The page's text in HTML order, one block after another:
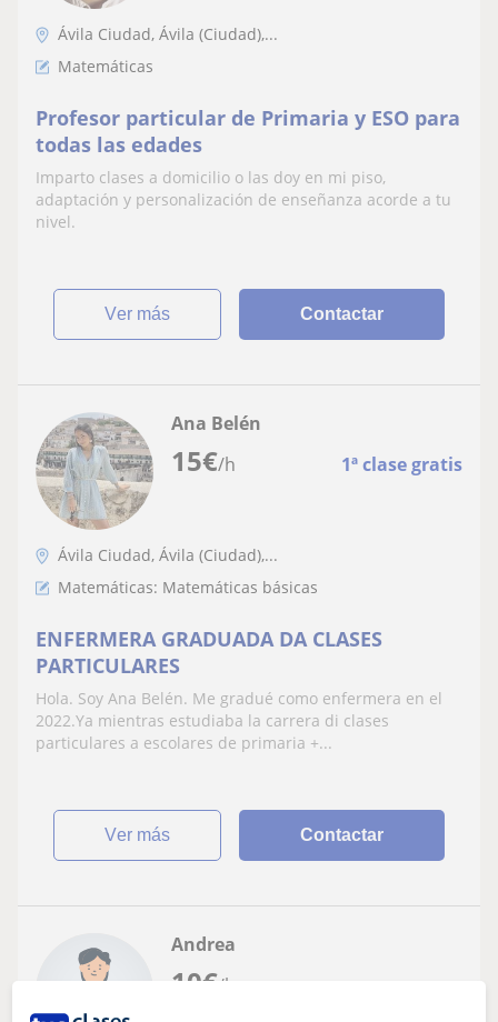
Ávila Ciudad, Ávila (Ciudad),...
Matemáticas
Profesor particular de Primaria y ESO para
todas las edades
Imparto clases a domicilio o las doy en mi piso,
adaptación y personalización de enseñanza acorde a tu
nivel.
ver más Contactar
15€/h 1ª clase gratis
Ana Belén
Ávila Ciudad, Ávila (Ciudad),...
Matemáticas: Matemáticas básicas
ENFERMERA GRADUADA DA CLASES
PARTICULARES
Hola. Soy Ana Belén. Me gradué como enfermera en el
2022.Ya mientras estudiaba la carrera di clases
particulares a escolares de primaria +...
ver más Contactar
10€/h
Andrea